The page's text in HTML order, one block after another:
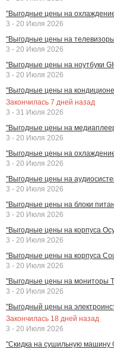
"Выгодные цены на
3 - 20 Июля 2026
"Выгодные цены на
3 - 20 Июля 2026
"Выгодные цены на ноутбуки
3 - 20 Июля 2026
"Выгодные цены на
Закончилась 7 дней назад
3 - 31 Июля 2026
"Выгодные цены на
3 - 20 Июля 2026
"Выгодные цены на
3 - 20 Июля 2026
"Выгодные цены на
3 - 20 Июля 2026
"Выгодные цены на блоки
3 - 20 Июля 2026
"Выгодные цены на корпуса
3 - 20 Июля 2026
"Выгодные цены на корпуса
3 - 20 Июля 2026
"Выгодные цены на мониторы
3 - 20 Июля 2026
"Выгодный цены на
Закончилась 18 дней назад
3 - 20 Июля 2026
"Скидка на сушильную машину